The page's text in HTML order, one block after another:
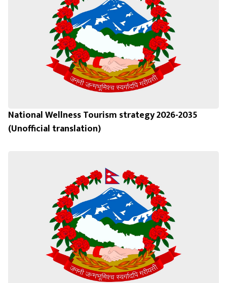
National Wellness Tourism strategy 2026-2035
(Unofficial translation)